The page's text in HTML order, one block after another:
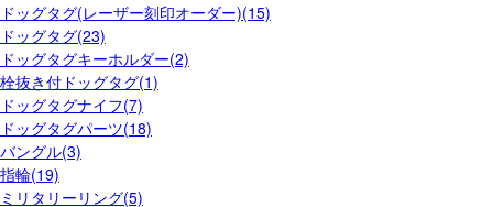
ドッグタグ(レーザー刻印オーダー)(15)
ドッグタグ(23)
ドッグタグキーホルダー(2)
栓抜き付ドッグタグ(1)
ドッグタグナイフ(7)
ドッグタグパーツ(18)
バングル(3)
指輪(19)
ミリタリーリング(5)